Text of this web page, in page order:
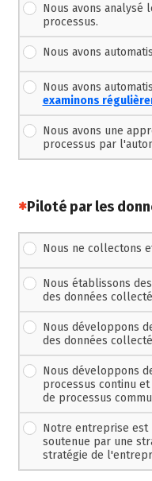
Nous avons analysé
processus.
Nous avons
Nous avons
examinons
Nous avons une
processus par
(Cette question est
Piloté par les
Nous ne collectons
Nous établissons des
des données
Nous développons
des données
Nous développons
processus continu
de processus
Notre entreprise est
soutenue par une
stratégie de